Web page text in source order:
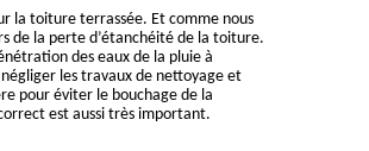
la toiture terrassée. Et comme nous
de la perte d’étanchéité de la toiture.
des eaux de la pluie à
les travaux de nettoyage et
pour éviter le bouchage de la
est aussi très important.